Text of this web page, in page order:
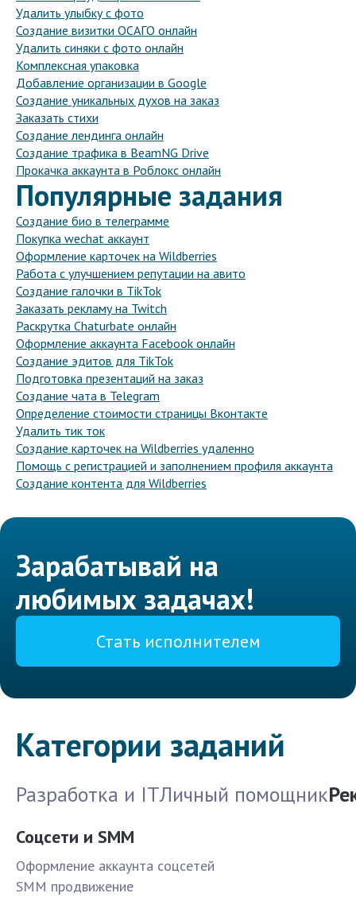
Удалить улыбку с фото
Создание визитки ОСАГО онлайн
Удалить синяки с фото онлайн
Комплексная упаковка
Добавление организации в Google
Создание уникальных духов на заказ
Заказать стихи
Создание лендинга онлайн
Создание трафика в BeamNG Drive
Прокачка аккаунта в Роблокс онлайн
Популярные задания
Создание био в телеграмме
Покупка wechat аккаунт
Оформление карточек на Wildberries
Работа с улучшением репутации на авито
Создание галочки в TikTok
Заказать рекламу на Twitch
Раскрутка Chaturbate онлайн
Оформление аккаунта Facebook онлайн
Создание эдитов для TikTok
Подготовка презентаций на заказ
Создание чата в Telegram
Определение стоимости страницы Вконтакте
Удалить тик ток
Создание карточек на Wildberries удаленно
Помощь с регистрацией и заполнением профиля аккаунта
Создание контента для Wildberries
Зарабатывай на
любимых задачах!
Стать исполнителем
Категории заданий
Разработка и ITЛичный помощник
Соцсети и SMM
Оформление аккаунта соцсетей
SMM продвижение